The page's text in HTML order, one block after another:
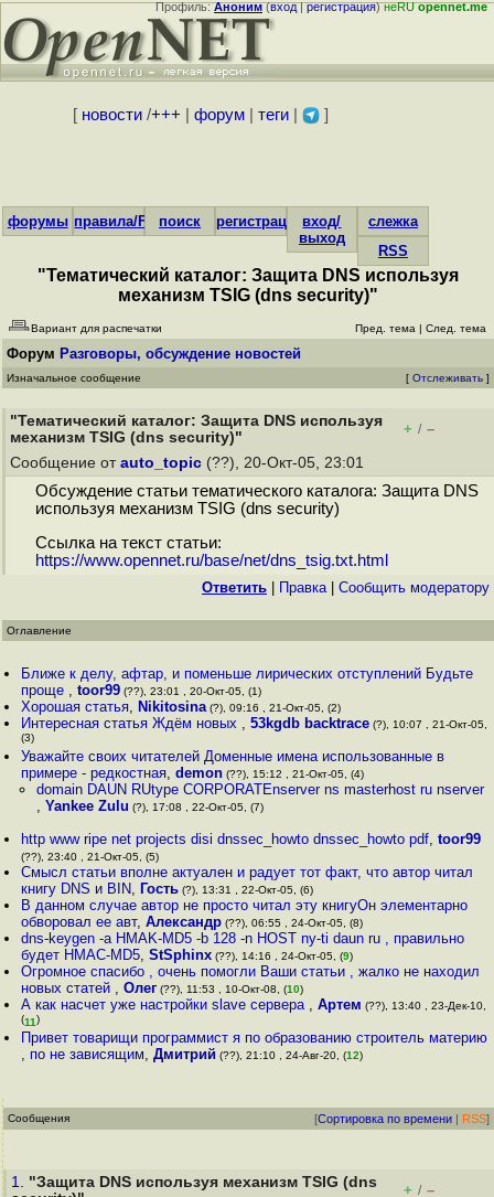
Профиль:Аноним(вход|регистрация)неRUopennet.me
[ новости/+++ форум| теги| ]
форумы правила/FAQпоиск регистрациявход/
выход
слежка
RSS
"Тематический каталог: Защита DNS используя
механизм TSIG (dns security)"
Вариант для распечатки Пред. тема | След. тема
Форум Разговоры, обсуждение новостей
Изначальное сообщение [ Отслеживать ]
"Тематический каталог: Защита DNS используя
механизм TSIG (dns security)"
+ / –
Сообщение от auto_topic (??), 20-Окт-05, 23:01
Обсуждение статьи тематического каталога: Защита DNS
используя механизм TSIG (dns security)
Ссылка на текст статьи:
https://www.opennet.ru/base/net/dns_tsig.txt.html
Ответить Правка| Cообщить модератору
Оглавление
Ближе к делу, афтар, и поменьше лирических отступлений Будьте
проще ,toor99 (??), 23:01 , 20-Окт-05, (1)
Хорошая статья, Nikitosina (?), 09:16 , 21-Окт-05, (2)
Интересная статья Ждём новых ,53kgdb backtrace (?), 10:07 , 21-Окт-05,
(3)
Уважайте своих читателей Доменные имена использованные в
примере - редкостная,demon (??), 15:12 , 21-Окт-05, (4)
domain DAUN RUtype CORPORATEnserver ns masterhost ru nserver
, Yankee Zulu (?), 17:08 , 22-Окт-05, (7)
http www ripe net projects disi dnssec_howto dnssec_howto pdf,toor99
(??), 23:40 , 21-Окт-05, (5)
Смысл статьи вполне актуален и радует тот факт, что автор читал
книгу DNS и BIN, Гость (?), 13:31 , 22-Окт-05, (6)
В данном случае автор не просто читал эту книгуОн элементарно
обворовал ее авт,Александр (??), 06:55 , 24-Окт-05, (8)
dns-keygen -a HMAK-MD5 -b 128 -n HOST ny-ti daun ru , правильно
будет HMAC-MD5,StSphinx (??), 14:16 , 24-Окт-05, (9)
Огромное спасибо , очень помогли Ваши статьи , жалко не находил
новых статей ,Олег (??), 11:53 , 10-Окт-08, (10)
А как насчет уже настройки slave сервера ,Артем (??), 13:40 , 23-Дек-10,
(11)
Привет товарищи программист я по образованию строитель материю
, по не зависящим,Дмитрий (??), 21:10 , 24-Авг-20, (12)
Сообщения [Сортировка по времени | RSS]
1. "Защита DNS используя механизм TSIG (dns
+ / –